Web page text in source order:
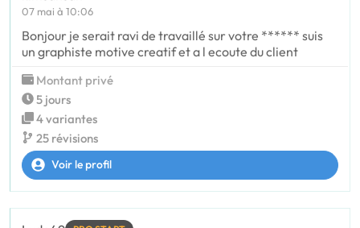
07 mai à 10:06
Bonjour je serait ravi de travaillé sur votre ****** suis
un graphiste motive creatif et a l ecoute du client
Montant privé
5 jours
4 variantes
25 révisions
Voir le profil